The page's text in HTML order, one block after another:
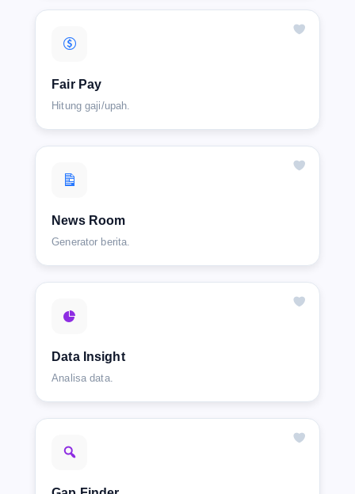
Fair Pay
Hitung gaji/upah.
News Room
Generator berita.
Data Insight
Analisa data.